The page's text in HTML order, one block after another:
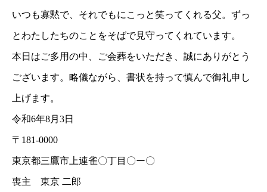
いつも寡黙で、それでもにこっと笑ってくれる父。ずっ
とわたしたちのことをそばで見守ってくれています。
本日はご多用の中、ご会葬をいただき、誠にありがとう
ございます。略儀ながら、書状を持って慎んで御礼申し
上げます。
令和6年8月3日
〒181-0000
東京都三鷹市上連雀〇丁目〇ー〇
喪主 東京 二郎